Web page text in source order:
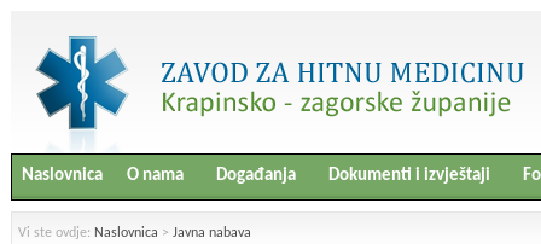
Naslovnica O nama Događanja Dokumenti i izvještaji
Vi ste ovdje: Naslovnica > Javna nabava